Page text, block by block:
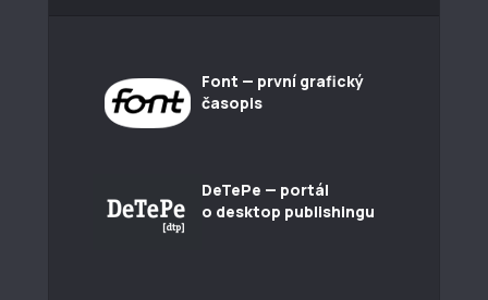
Font — první grafický
časopis
DeTePe — portál
o desktop publishingu